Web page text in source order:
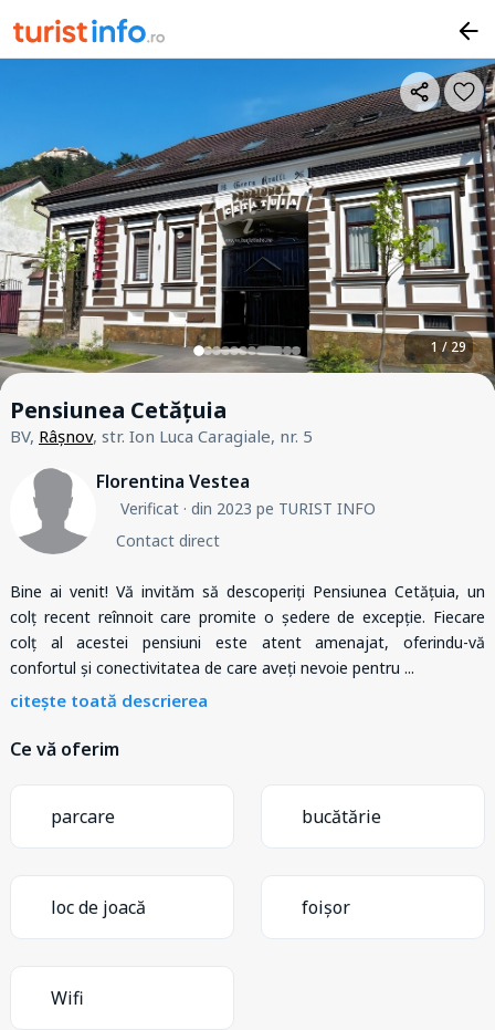
1 / 29
Pensiunea Cetățuia
BV, Râșnov, str. Ion Luca Caragiale, nr. 5
Florentina Vestea
Verificat· din 2023 pe TURIST INFO
Contact direct
Bine ai venit! Vă invităm să descoperiți Pensiunea Cetățuia, un
colț recent reînnoit care promite o ședere de excepție. Fiecare
colț al acestei pensiuni este atent amenajat, oferindu-vă
confortul și conectivitatea de care aveți nevoie pentru ...
citește toată descrierea
Ce vă oferim
parcare bucătărie
loc de joacă foișor
Wifi